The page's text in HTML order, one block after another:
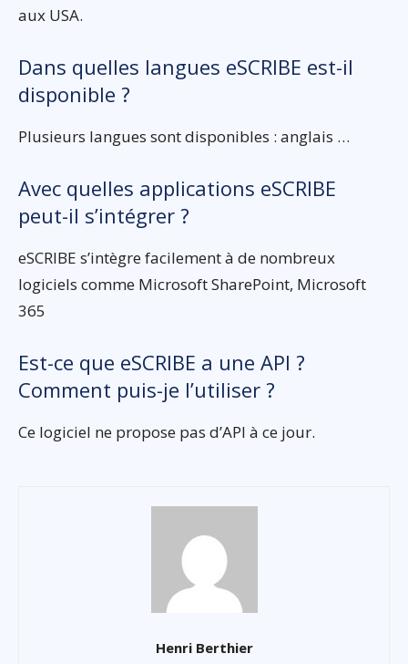
aux USA.
Dans quelles langues eSCRIBE est-il
disponible ?
Plusieurs langues sont disponibles : anglais …
Avec quelles applications eSCRIBE
peut-il s’intégrer ?
eSCRIBE s’intègre facilement à de nombreux
logiciels comme Microsoft SharePoint, Microsoft
365
Est-ce que eSCRIBE a une API ?
Comment puis-je l’utiliser ?
Ce logiciel ne propose pas d’API à ce jour.
Henri Berthier